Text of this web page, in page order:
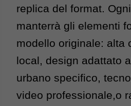
replica del format.
manterrà gli elementi
modello originale: alta
local, design adattato
urbano specifico, t
video professionale,o